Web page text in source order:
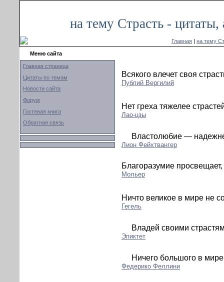
на тему Страсть -
Главная | на тему
Меню сайта
Главная страница
Цитаты по темам
Новости сайта
Форум
Гостевая книга
Обратная связь
Всякого влечет своя
Публий Вергилий
Нет греха тяжелее
Лао-цзы
Властолюбие —
Лион Фейхтвангер
Благоразумие просвещает,
Мольер
Ничто великое в мире не
Гегель
Владей своими
Эпиктет
Ничего большого в мире
Федерико Феллини